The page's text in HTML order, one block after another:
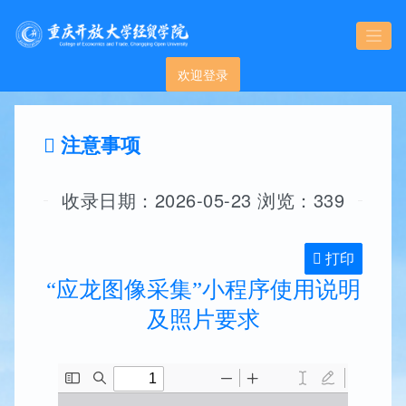
欢迎登录
注意事项
收录日期：2026-05-23 浏览：339
打印
“应龙图像采集”小程序使用说明
及照片要求